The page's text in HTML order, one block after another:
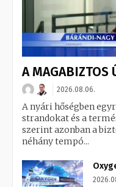
A MAGABIZTOS
2026.08.06.
A nyári hőségben
strandokat és a
szerint azonban a
néhány tempó...